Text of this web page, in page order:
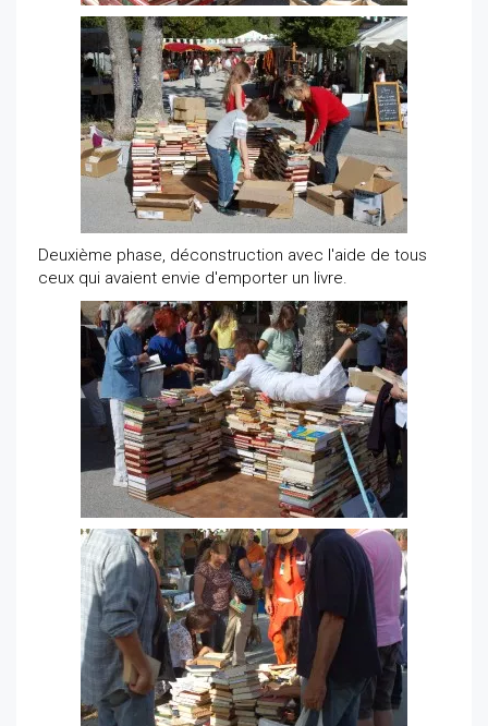
Deuxième phase, déconstruction avec l'aide de tous
ceux qui avaient envie d'emporter un livre.